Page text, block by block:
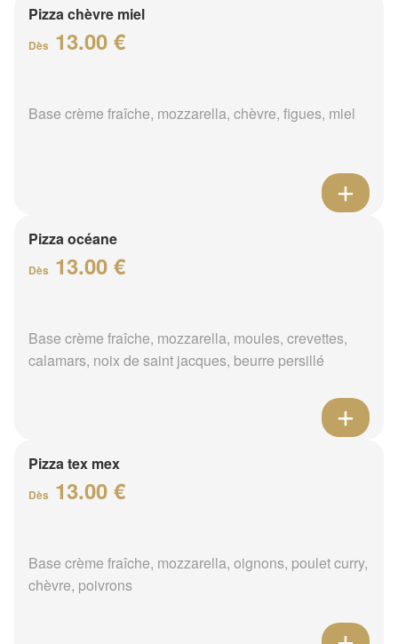
Pizza chèvre miel
Dès 13.00 €
Base crème fraîche, mozzarella, chèvre, figues, miel
Pizza océane
Dès 13.00 €
Base crème fraîche, mozzarella, moules, crevettes,
calamars, noix de saint jacques, beurre persillé
Pizza tex mex
Dès 13.00 €
Base crème fraîche, mozzarella, oignons, poulet curry,
chèvre, poivrons